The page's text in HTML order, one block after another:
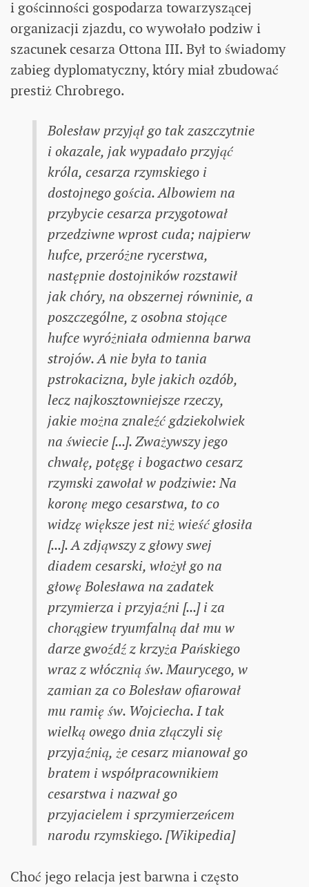
i gościnności gospodarza towarzyszącej
organizacji zjazdu, co wywołało podziw i
szacunek cesarza Ottona III. Był to świadomy
zabieg dyplomatyczny, który miał zbudować
prestiż Chrobrego.
Bolesław przyjął go tak zaszczytnie
i okazale, jak wypadało przyjąć
króla, cesarza rzymskiego i
dostojnego gościa. Albowiem na
przybycie cesarza przygotował
przedziwne wprost cuda; najpierw
hufce, przeróżne rycerstwa,
następnie dostojników rozstawił
jak chóry, na obszernej równinie, a
poszczególne, z osobna stojące
hufce wyróżniała odmienna barwa
strojów. A nie była to tania
pstrokacizna, byle jakich ozdób,
lecz najkosztowniejsze rzeczy,
jakie można znaleźć gdziekolwiek
na świecie [...]. Zważywszy jego
chwałę, potęgę i bogactwo cesarz
rzymski zawołał w podziwie: Na
koronę mego cesarstwa, to co
widzę większe jest niż wieść głosiła
[...]. A zdjąwszy z głowy swej
diadem cesarski, włożył go na
głowę Bolesława na zadatek
przymierza i przyjaźni [...] i za
chorągiew tryumfalną dał mu w
darze gwoźdź z krzyża Pańskiego
wraz z włócznią św. Maurycego, w
zamian za co Bolesław ofiarował
mu ramię św. Wojciecha. I tak
wielką owego dnia złączyli się
przyjaźnią, że cesarz mianował go
bratem i współpracownikiem
cesarstwa i nazwał go
przyjacielem i sprzymierzeńcem
narodu rzymskiego. [Wikipedia]
Choć jego relacja jest barwna i często